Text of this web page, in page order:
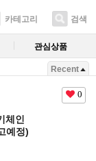
카테고리 검색
관심상품
Recent
0
체인
예정)